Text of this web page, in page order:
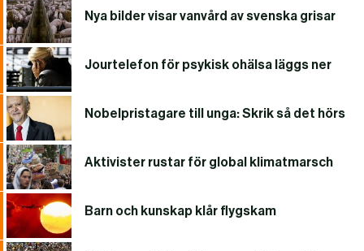
Nya bilder visar vanvård av svenska grisar
Jourtelefon för psykisk ohälsa läggs ner
Nobelpristagare till unga: Skrik så det hörs
Aktivister rustar för global klimatmarsch
Barn och kunskap klår flygskam